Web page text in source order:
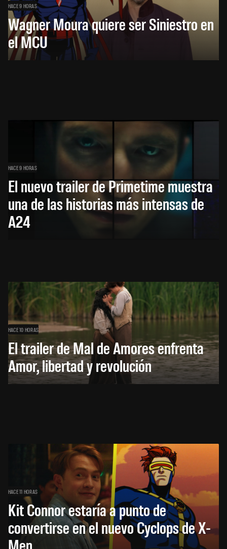
HACE 9 HORAS
Wagner Moura quiere ser Siniestro en
el MCU
HACE 9 HORAS
El nuevo trailer de Primetime muestra
una de las historias más intensas de
A24
HACE 10 HORAS
El trailer de Mal de Amores enfrenta
Amor, libertad y revolución
HACE 11 HORAS
Kit Connor estaría a punto de
convertirse en el nuevo Cyclops de X-
Men